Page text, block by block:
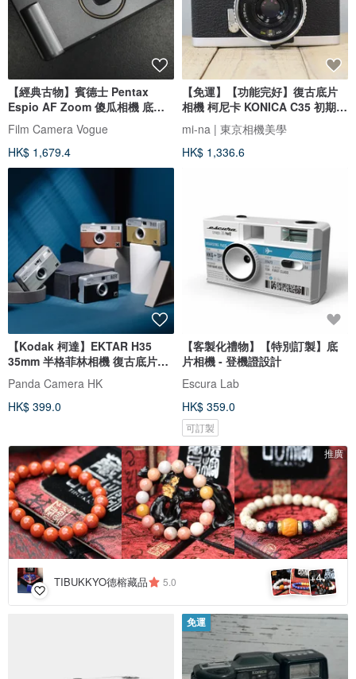
【經典古物】賓德士 Pentax
Espio AF Zoom 傻瓜相機 底片
相機
Film Camera Vogue
HK$ 1,679.4
【免運】【功能完好】復古底片
相機 柯尼卡 KONICA C35 初期型
S/N440413 P122
mi-na | 東京相機美學
HK$ 1,336.6
【Kodak 柯達】EKTAR H35
35mm 半格菲林相機 復古底片相
機 4色入
Panda Camera HK
HK$ 399.0
【客製化禮物】【特別訂製】底
片相機 - 登機證設計
Escura Lab
HK$ 359.0
可訂製
推廣
TIBUKKYO德榕藏品 5.0 +4
免運